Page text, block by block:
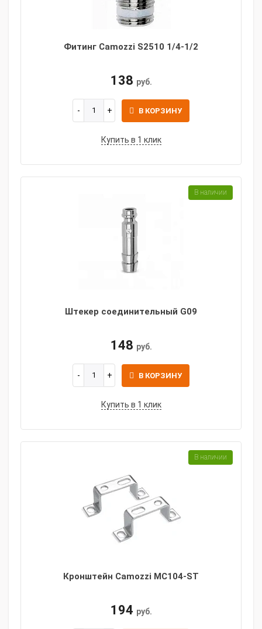
Фитинг Camozzi S2510 1/4-1/2
138 руб.
В КОРЗИНУ
Купить в 1 клик
Штекер соединительный G09
148 руб.
В КОРЗИНУ
Купить в 1 клик
В наличии
Кронштейн Camozzi MC104-ST
194 руб.
В наличии